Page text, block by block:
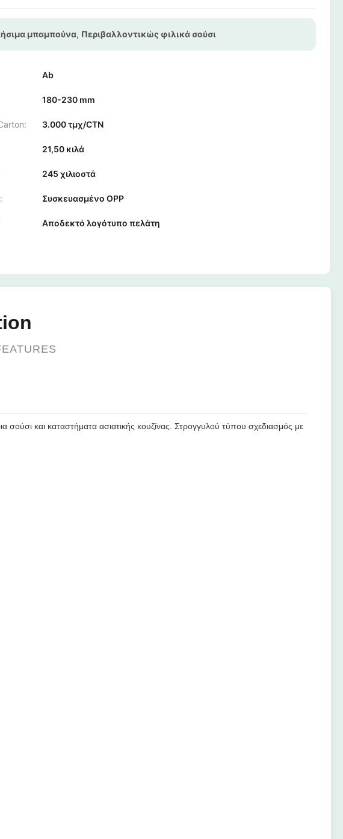
μπαμπούνα, Περιβαλλοντικώς φιλικά σούσι
Ab
180-230 mm
3.000 τμχ/CTN
21,50 κιλά
245 χιλιοστά
Συσκευασμένο OPP
Αποδεκτό λογότυπο πελάτη
και καταστήματα ασιατικής κουζίνας. Στρογγυλού τύπου σχεδιασμός με